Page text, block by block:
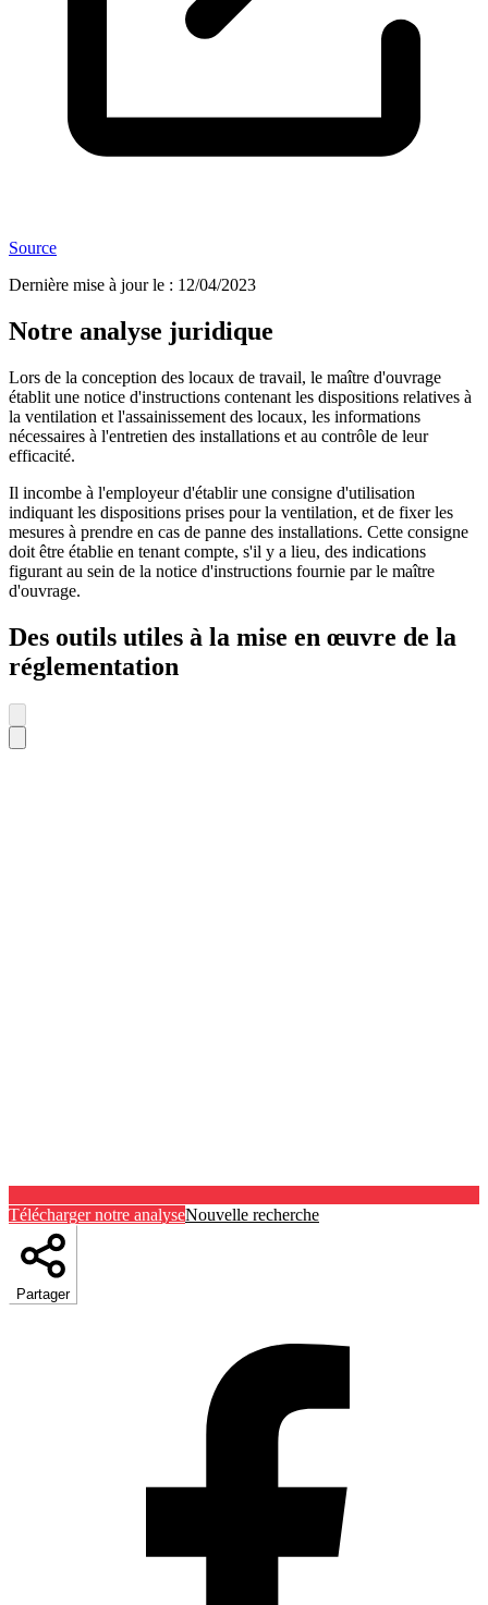
Source
Dernière mise à jour le : 12/04/2023
Notre analyse juridique
Lors de la conception des locaux de travail, le maître d'ouvrage
établit une notice d'instructions contenant les dispositions relatives à
la ventilation et l'assainissement des locaux, les informations
nécessaires à l'entretien des installations et au contrôle de leur
efficacité.
Il incombe à l'employeur d'établir une consigne d'utilisation
indiquant les dispositions prises pour la ventilation, et de fixer les
mesures à prendre en cas de panne des installations. Cette consigne
doit être établie en tenant compte, s'il y a lieu, des indications
figurant au sein de la notice d'instructions fournie par le maître
d'ouvrage.
Des outils utiles à la mise en œuvre de la
réglementation
Télécharger notre analyseNouvelle recherche
Partager